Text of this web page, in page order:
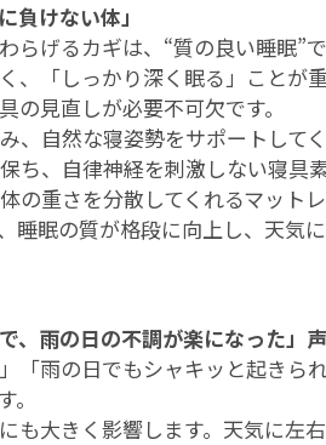
負けない体」
らげるカギは、“質の良い睡眠”で
、「しっかり深く眠る」ことが重
の見直しが必要不可欠です。
、自然な寝姿勢をサポートして
ち、自律神経を刺激しない寝具
の重さを分散してくれるマット
睡眠の質が格段に向上し、天気
、雨の日の不調が楽になった」
「雨の日でもシャキッと起きら
も大きく影響します。天気に左